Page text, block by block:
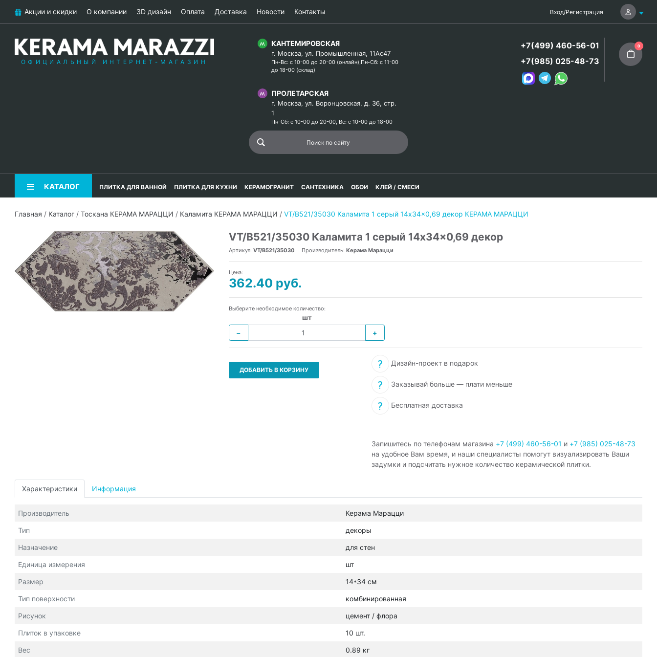
Акции и скидки О компании 3D дизайн Оплата Доставка Новости Контакты Вход/Регистрация
ОФИЦИАЛЬНЫЙ ИНТЕРНЕТ-МАГАЗИН
КАНТЕМИРОВСКАЯ
г. Москва, ул. Промышленная, 11Ас47
Пн-Вс: с 10-00 до 20-00 (онлайн),Пн-Сб: с 11-00
до 18-00 (склад)
ПРОЛЕТАРСКАЯ
г. Москва, ул. Воронцовская, д. 36, стр.
1
Пн-Сб: с 10-00 до 20-00, Вс: с 10-00 до 18-00
+7(499) 460-56-01
+7(985) 025-48-73
0
КАТАЛОГ ПЛИТКА ДЛЯ ВАННОЙ ПЛИТКА ДЛЯ КУХНИ КЕРАМОГРАНИТ САНТЕХНИКА ОБОИ КЛЕЙ / СМЕСИ
Главная / Каталог / Тоскана КЕРАМА МАРАЦЦИ / Каламита КЕРАМА МАРАЦЦИ / VT/B521/35030 Каламита 1 серый 14x34x0,69 декор КЕРАМА МАРАЦЦИ
VT/B521/35030 Каламита 1 серый 14x34x0,69 декор
Артикул: VT/B521/35030 Производитель: Керама Марацци
Цена:
362.40 руб.
Выберите необходимое количество:
шт
−
+
ДОБАВИТЬ В КОРЗИНУ
Дизайн-проект в подарок
Заказывай больше — плати меньше
Бесплатная доставка
Запишитесь по телефонам магазина +7 (499) 460-56-01 и +7 (985) 025-48-73
на удобное Вам время, и наши специалисты помогут визуализировать Ваши
задумки и подсчитать нужное количество керамической плитки.
Характеристики Информация
Производитель Керама Марацци
Тип декоры
Назначение для стен
Единица измерения шт
Размер 14*34 см
Тип поверхности комбинированная
Рисунок цемент / флора
Плиток в упаковке 10 шт.
Вес 0.89 кг